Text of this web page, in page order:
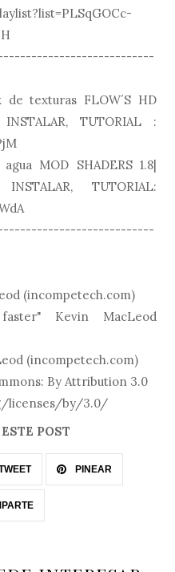
texturas FLOW´S HD
INSTALAR, TUTORIAL :
MOD SHADERS 1.8|
TUTORIAL:
(incompetech.com)
Kevin MacLeod
(incompetech.com)
By Attribution 3.0
licenses/by/3.0/
POST
PINEAR